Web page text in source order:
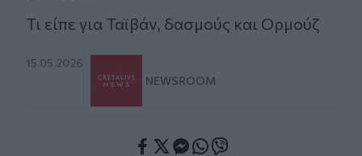
Τι είπε για Ταϊβάν, δασμούς και Ορμούζ
15.05.2026
NEWSROOM